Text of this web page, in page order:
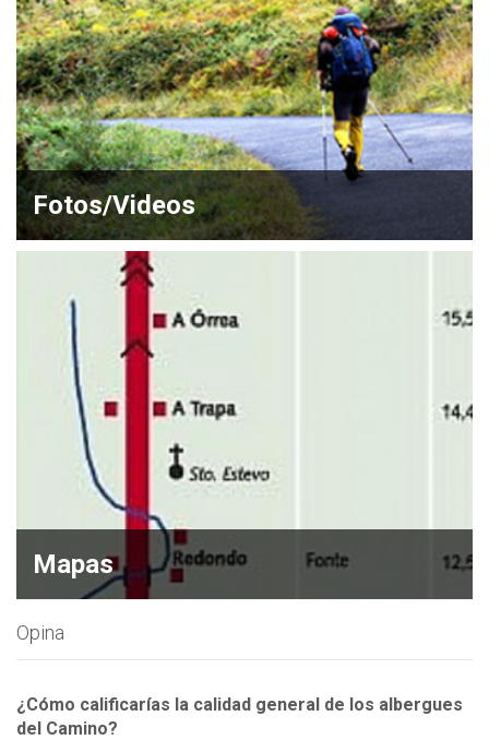
Fotos/Videos
Mapas
Opina
¿Cómo calificarías la calidad general de los albergues
del Camino?